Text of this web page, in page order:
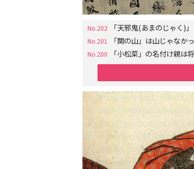
No.202 「天邪鬼(あまのじゃく)
No.201 「関の山」は山じゃな
No.200
「小松菜」の名付け親